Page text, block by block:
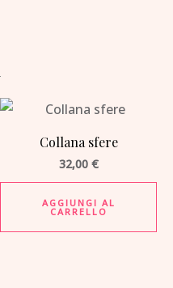
Collana sfere
32,00 €
AGGIUNGI AL
CARRELLO